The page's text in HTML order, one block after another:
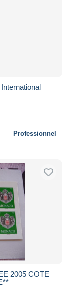
Professionnel
2005 COTE